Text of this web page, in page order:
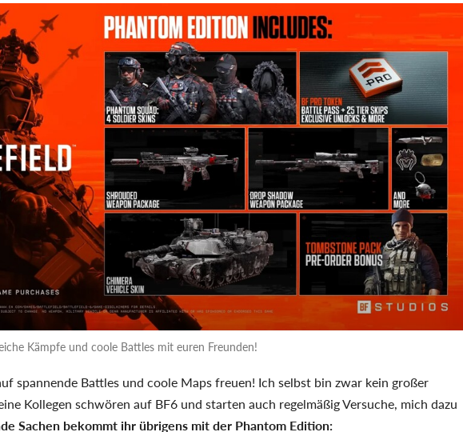
Kämpfe und coole Battles mit euren Freunden!
spannende Battles und coole Maps freuen! Ich selbst bin zwar kein großer
Kollegen schwören auf BF6 und starten auch regelmäßig Versuche, mich dazu
Sachen bekommt ihr übrigens mit der Phantom Edition: